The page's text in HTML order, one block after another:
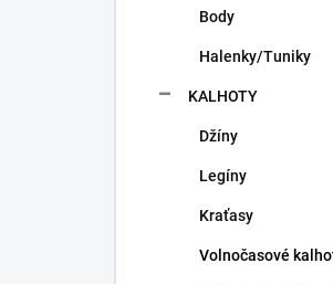
Body
Halenky/Tuniky
KALHOTY
Džíny
Legíny
Kraťasy
Volnočasové